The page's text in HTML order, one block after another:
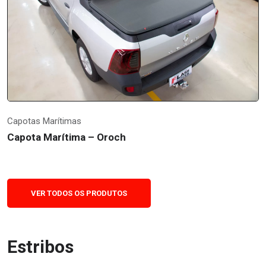
Capotas Marítimas
Capota Marítima – Oroch
VER TODOS OS PRODUTOS
Estribos